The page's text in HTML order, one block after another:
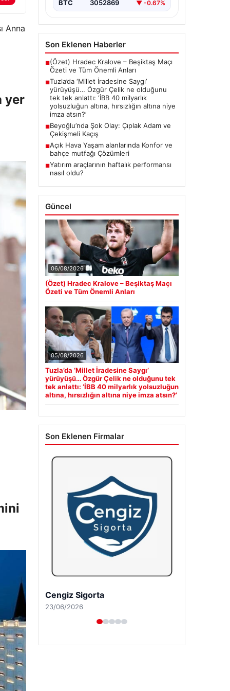
Anna
yer
Tuzla…
BTC 3052869 ▼ -0.67%
Son Eklenen Haberler
■(Özet) Hradec Kralove – Beşiktaş Maçı
Özeti ve Tüm Önemli Anları
■Tuzla’da ‘Millet İradesine Saygı’
yürüyüşü… Özgür Çelik ne olduğunu
tek tek anlattı: ‘İBB 40 milyarlık
yolsuzluğun altına, hırsızlığın altına niye
imza atsın?’
■Beyoğlu’nda Şok Olay: Çıplak Adam ve
Çekişmeli Kaçış
■Açık Hava Yaşam alanlarında Konfor ve
bahçe mutfağı Çözümleri
■Yatırım araçlarının haftalık performansı
nasıl oldu?
Güncel
06/08/2026
(Özet) Hradec Kralove – Beşiktaş Maçı
Özeti ve Tüm Önemli Anları
05/08/2026
Tuzla’da ‘Millet İradesine Saygı’
yürüyüşü… Özgür Çelik ne olduğunu tek
tek anlattı: ‘İBB 40 milyarlık yolsuzluğun
altına, hırsızlığın altına niye imza atsın?’
Son Eklenen Firmalar
Hastaş Beton
26/05/2026